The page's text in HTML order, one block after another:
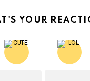
YOUR